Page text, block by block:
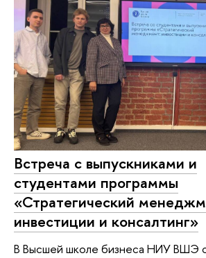
Встреча с выпускниками и
студентами программы
«Стратегический
инвестиции и консалтинг»
В Высшей школе бизнеса НИУ ВШЭ